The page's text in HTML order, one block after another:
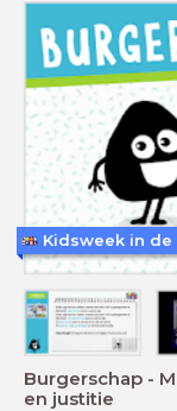
Burgerschap -
en justitie
Kidsweek in de